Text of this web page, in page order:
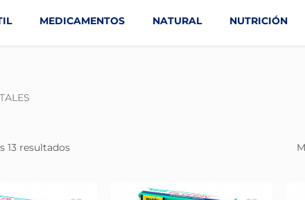
MEDICAMENTOS NATURAL NUTRICIÓN
13 resultados